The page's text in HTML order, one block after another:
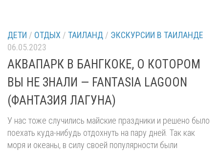
ДЕТИ / ОТДЫХ / ТАИЛАНД / ЭКСКУРСИИ В ТАИЛАНДЕ
06.05.2023
АКВАПАРК В БАНГКОКЕ, О КОТОРОМ
ВЫ НЕ ЗНАЛИ — FANTASIA LAGOON
(ФАНТАЗИЯ ЛАГУНА)
У нас тоже случились майские праздники и решено было
поехать куда-нибудь отдохнуть на пару дней. Так как
моря и океаны, в силу своей популярности были